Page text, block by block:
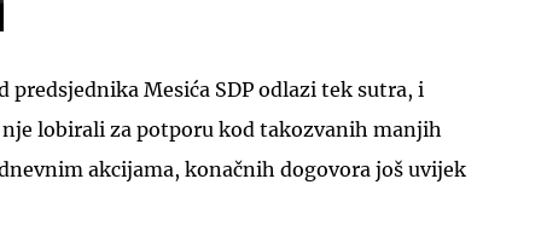
predsjednika Mesića SDP odlazi tek sutra, i
nje lobirali za potporu kod takozvanih manjih
akcijama, konačnih dogovora još uvijek